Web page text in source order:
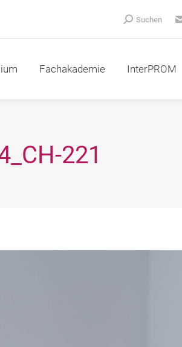
Search:Suchen
Fachakademie InterPROM
221
InterPROM